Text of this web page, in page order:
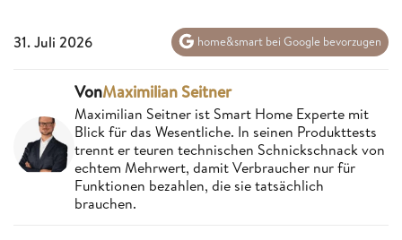
31. Juli 2026 home&smart bei Google bevorzugen
VonMaximilian Seitner
Maximilian Seitner ist Smart Home Experte mit
Blick für das Wesentliche. In seinen Produkttests
trennt er teuren technischen Schnickschnack von
echtem Mehrwert, damit Verbraucher nur für
Funktionen bezahlen, die sie tatsächlich
brauchen.